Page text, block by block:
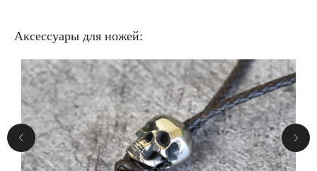
Аксессуары для ножей: